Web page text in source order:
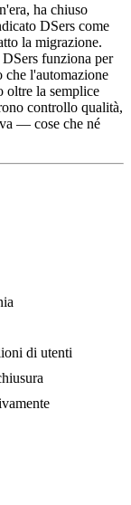
ha chiuso
DSers come
la migrazione.
funziona per
l'automazione
oltre la semplice
controllo qualità,
— cose che né
di utenti